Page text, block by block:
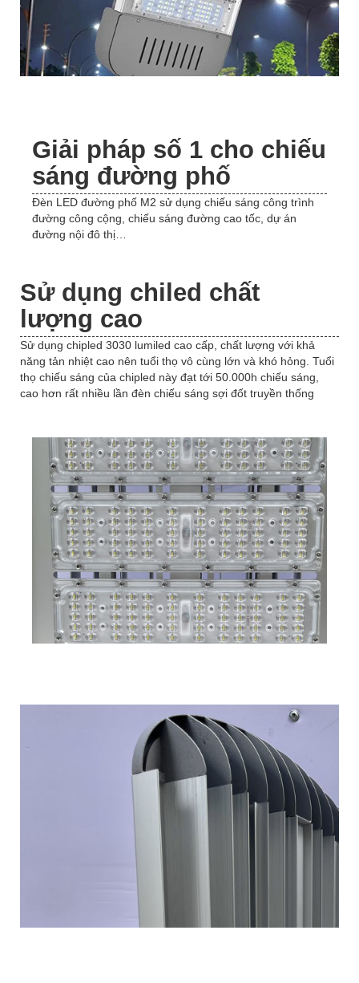
Giải pháp số 1 cho chiếu
sáng đường phố
Đèn LED đường phố M2 sử dụng chiếu sáng công trình
đường công cộng, chiếu sáng đường cao tốc, dự án
đường nội đô thị…
Sử dụng chiled chất
lượng cao
Sử dụng chipled 3030 lumiled cao cấp, chất lượng với khả
năng tản nhiệt cao nên tuổi thọ vô cùng lớn và khó hỏng. Tuổi
thọ chiếu sáng của chipled này đạt tới 50.000h chiếu sáng,
cao hơn rất nhiều lần đèn chiếu sáng sợi đốt truyền thống